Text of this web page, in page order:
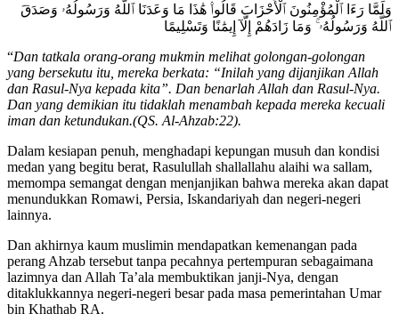
وَلَمَّا رَءَا ٱلْمُؤْمِنُونَ ٱلْأَحْزَابَ قَالُوا۟ هَٰذَا مَا وَعَدَنَا ٱللَّهُ وَرَسُولُهُۥ وَصَدَقَ
ٱللَّهُ وَرَسُولُهُۥ ۚ وَمَا زَادَهُمْ إِلَّآ إِيمَٰنًا وَتَسْلِيمًا
“Dan tatkala orang-orang mukmin melihat golongan-golongan
yang bersekutu itu, mereka berkata: “Inilah yang dijanjikan Allah
dan Rasul-Nya kepada kita”. Dan benarlah Allah dan Rasul-Nya.
Dan yang demikian itu tidaklah menambah kepada mereka kecuali
iman dan ketundukan.(QS. Al-Ahzab:22).
Dalam kesiapan penuh, menghadapi kepungan musuh dan kondisi
medan yang begitu berat, Rasulullah shallallahu alaihi wa sallam,
memompa semangat dengan menjanjikan bahwa mereka akan dapat
menundukkan Romawi, Persia, Iskandariyah dan negeri-negeri
lainnya.
Dan akhirnya kaum muslimin mendapatkan kemenangan pada
perang Ahzab tersebut tanpa pecahnya pertempuran sebagaimana
lazimnya dan Allah Ta’ala membuktikan janji-Nya, dengan
ditaklukkannya negeri-negeri besar pada masa pemerintahan Umar
bin Khathab RA.